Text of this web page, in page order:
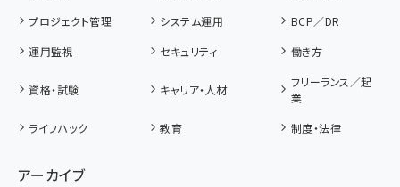
プロジェクト管理
システム運用
BCP／DR
運用監視
セキュリティ 働き方
資格・試験 キャリア・人材
フリーランス／起
業
ライフハック
教育 制度・法律
アーカイブ